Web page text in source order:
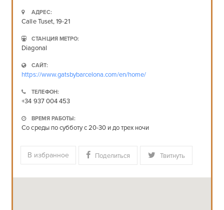
АДРЕС:
Calle Tuset, 19-21
СТАНЦИЯ МЕТРО:
Diagonal
САЙТ:
https://www.gatsbybarcelona.com/en/home/
ТЕЛЕФОН:
+34 937 004 453
ВРЕМЯ РАБОТЫ:
Со среды по субботу с 20-30 и до трех ночи
В избранное Поделиться Твитнуть